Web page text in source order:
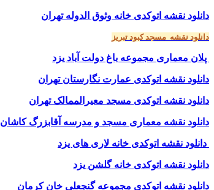
دانلود نقشه اتوکدی خانه وثوق الدوله تهران
دانلود نقشه مسجد کبود تبریز
پلان معماری مجموعه باغ دولت آباد یزد
دانلود نقشه اتوکدی عمارت نگارستان تهران
دانلود نقشه اتوکدی مسجد معیرالممالک تهران
دانلود نقشه معماری مسجد و مدرسه آقابزرگ کاشان
دانلود نقشه اتوکدی خانه لاری های یزد
دانلود نقشه اتوکدی خانه گلشن یزد
دانلود نقشه اتوکدی مجموعه گنجعلی خان کرمان